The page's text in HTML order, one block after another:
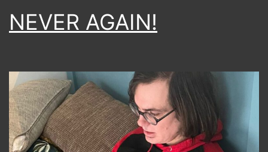
NEVER AGAIN!